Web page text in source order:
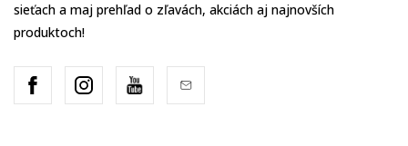
sieťach a maj prehľad o zľavách, akciách aj najnovších
produktoch!